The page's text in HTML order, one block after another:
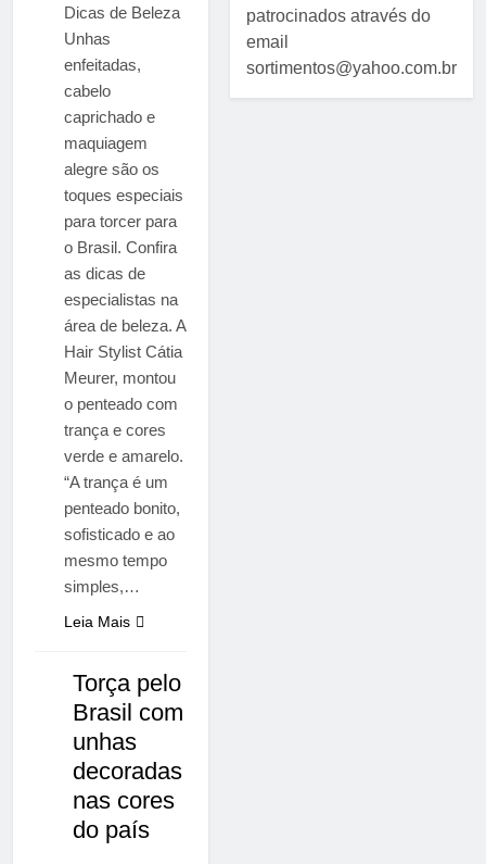
Dicas de Beleza
Unhas
enfeitadas,
cabelo
caprichado e
maquiagem
alegre são os
toques especiais
para torcer para
o Brasil. Confira
as dicas de
especialistas na
área de beleza. A
Hair Stylist Cátia
Meurer, montou
o penteado com
trança e cores
verde e amarelo.
“A trança é um
penteado bonito,
sofisticado e ao
mesmo tempo
simples,…
Leia Mais
NOTÍCIAS
Torça pelo
Brasil com
unhas
decoradas
nas cores
do país
patrocinados através do
email
sortimentos@yahoo.com.br